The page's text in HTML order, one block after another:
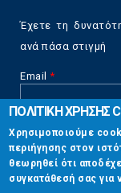
Έχετε τη
ανά πάσα στιγμή
Email *
CAPTCHA
This
question is
for testing
whether or
Επικοινωνία
ΠΟΛΙΤΙΚΗ ΧΡΗΣΗΣ
Χρησιμοποιούμε
περιήγησης στον
θεωρηθεί ότι
συγκατάθεσή σας